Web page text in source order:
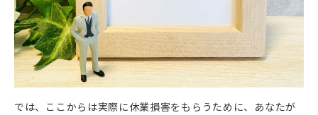
では、ここからは実際に休業損害をもらうために、あなたが